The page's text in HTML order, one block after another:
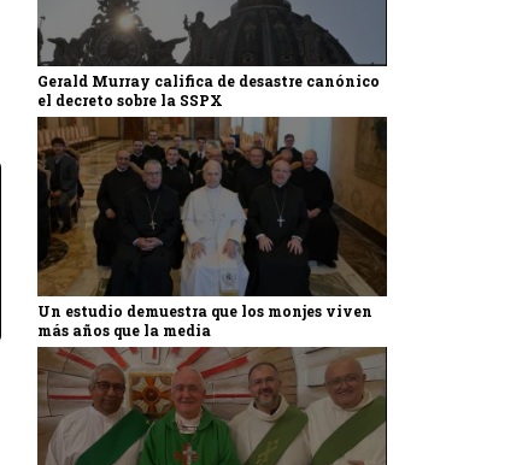
Gerald Murray califica de desastre canónico
el decreto sobre la SSPX
Un estudio demuestra que los monjes viven
más años que la media